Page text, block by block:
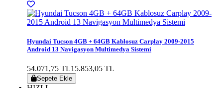
Hyundai Tucson 4GB + 64GB Kablosuz Carplay 2009-2015
Android 13 Navigasyon Multimedya Sistemi
54.071,75 TL15.853,05 TL
Sepete Ekle